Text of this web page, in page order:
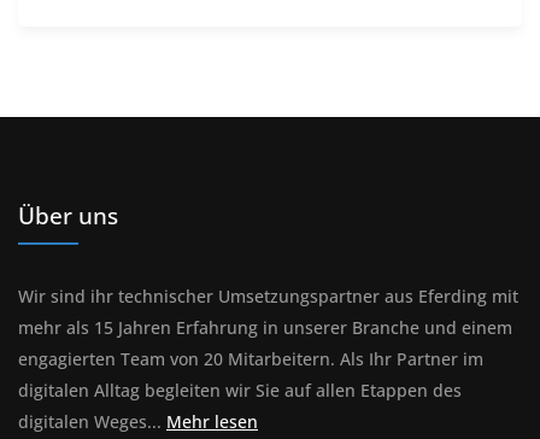
Über uns
Wir sind ihr technischer Umsetzungspartner aus Eferding mit
mehr als 15 Jahren Erfahrung in unserer Branche und einem
engagierten Team von 20 Mitarbeitern. Als Ihr Partner im
digitalen Alltag begleiten wir Sie auf allen Etappen des
digitalen Weges... Mehr lesen